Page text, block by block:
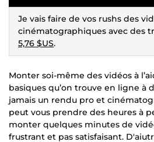
Je vais faire de vos rushs des
cinématographiques avec des
5,76 $US.
Monter soi-même des vidéos à
basiques qu’on trouve en ligne à
jamais un rendu pro et
peut vous prendre des heures à
monter quelques minutes de
frustrant et pas satisfaisant.